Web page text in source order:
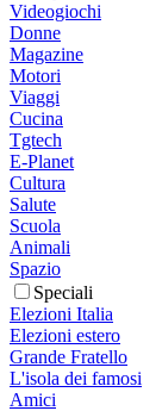
Videogiochi
Donne
Magazine
Motori
Viaggi
Cucina
Tgtech
E-Planet
Cultura
Salute
Scuola
Animali
Spazio
Speciali
Elezioni Italia
Elezioni estero
Grande Fratello
L'isola dei famosi
Amici